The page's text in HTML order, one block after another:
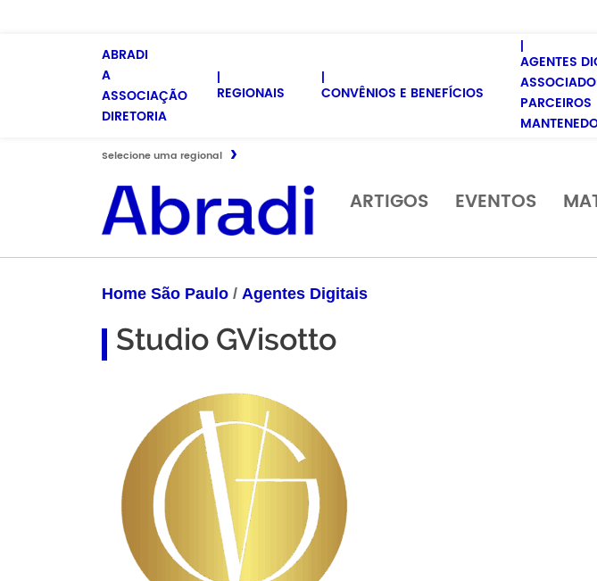
ABRADI
A
ASSOCIAÇÃO
DIRETORIA
REGIONAIS CONVÊNIOS E BENEFÍCIOS
AGENTES
PARCEIROS
Selecione uma regional
ARTIGOS EVENTOS
Home São Paulo / Agentes Digitais
Studio GVisotto